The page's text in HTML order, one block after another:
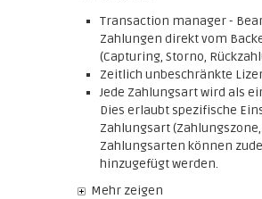
Transaction manager -
Zahlungen direkt vom
(Capturing, Storno,
Zeitlich unbeschränkte
Jede Zahlungsart wird als
Dies erlaubt spezifische
Zahlungsart
Zahlungsarten können
hinzugefügt werden.
Mehr zeigen